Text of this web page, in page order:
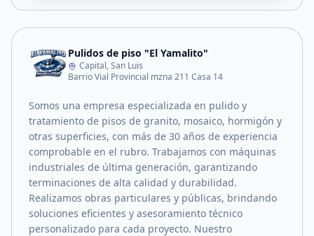
Pulidos de piso "El Yamalito"
Capital, San Luis
Barrio Vial Provincial mzna 211 Casa 14
Somos una empresa especializada en pulido y
tratamiento de pisos de granito, mosaico, hormigón y
otras superficies, con más de 30 años de experiencia
comprobable en el rubro. Trabajamos con máquinas
industriales de última generación, garantizando
terminaciones de alta calidad y durabilidad.
Realizamos obras particulares y públicas, brindando
soluciones eficientes y asesoramiento técnico
personalizado para cada proyecto. Nuestro